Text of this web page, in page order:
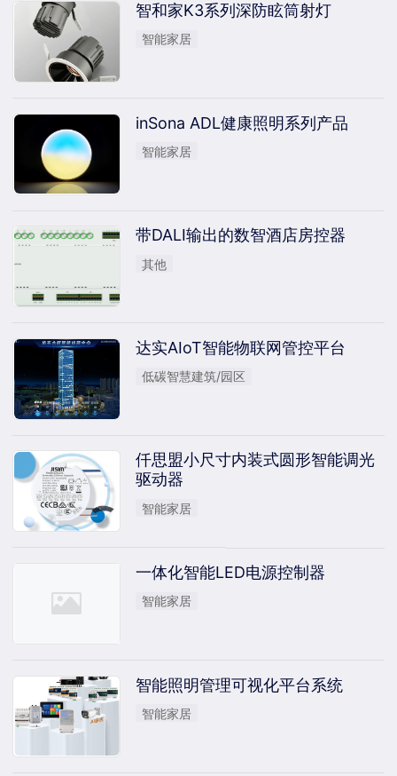
智和家K3系列深防眩筒射灯
智能家居
inSona ADL健康照明系列产品
智能家居
带DALI输出的数智酒店房控器
其他
达实AIoT智能物联网管控平台
低碳智慧建筑/园区
仟思盟小尺寸内装式圆形智能调光
驱动器
智能家居
一体化智能LED电源控制器
智能家居
智能照明管理可视化平台系统
智能家居